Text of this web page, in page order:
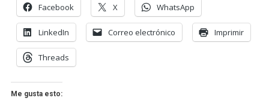
Facebook X WhatsApp
LinkedIn Correo electrónico Imprimir
Threads
Me gusta esto: